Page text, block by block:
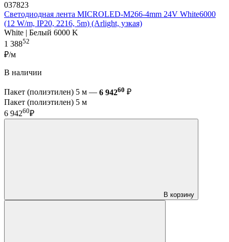
037823
Светодиодная лента MICROLED-M266-4mm 24V White6000
(12 W/m, IP20, 2216, 5m) (Arlight, узкая)
White | Белый 6000 K
1 38852
₽/м
В наличии
Пакет (полиэтилен) 5 м — 6 94260 ₽
Пакет (полиэтилен) 5 м
6 94260₽
В корзину